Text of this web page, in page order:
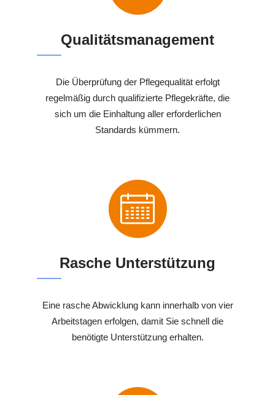
Qualitätsmanagement
Die Überprüfung der Pflegequalität erfolgt
regelmäßig durch qualifizierte Pflegekräfte, die
sich um die Einhaltung aller erforderlichen
Standards kümmern.
Rasche Unterstützung
Eine rasche Abwicklung kann innerhalb von vier
Arbeitstagen erfolgen, damit Sie schnell die
benötigte Unterstützung erhalten.